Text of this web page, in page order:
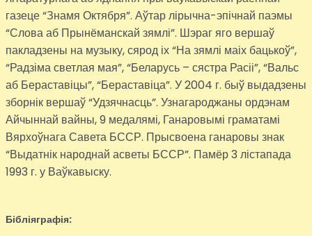
газеце “Знамя Октября”. Аўтар лірычна-эпічнай паэмы
“Слова аб Прынёманскай зямлі”. Шэраг яго вершаў
пакладзены на музыку, сярод іх “На зямлі маіх бацькоў”,
“Радзіма светлая мая”, “Беларусь – сястра Расіі”, “Вальс
аб Бераставіцы”, “Бераставіца”. У 2004 г. быў выдадзены
зборнік вершаў “Удзячнасць”. Узнагароджаны ордэнам
Айчыннай вайны, 9 медалямі, Ганаровымі граматамі
Вярхоўнага Савета БССР. Прысвоена ганаровы знак
“Выдатнік народнай асветы БССР”. Памёр 3 лістапада
1993 г. у Ваўкавыску.
Бібліяграфія: